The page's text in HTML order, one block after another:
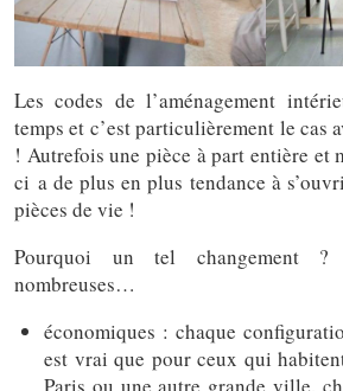
Les codes de l’aménagement
temps et c’est particulièrement le cas
! Autrefois une pièce à part entière et
ci a de plus en plus tendance à
pièces de vie !
Pourquoi un tel changement
nombreuses…
économiques : chaque
est vrai que pour ceux qui
Paris ou une autre grande ville,